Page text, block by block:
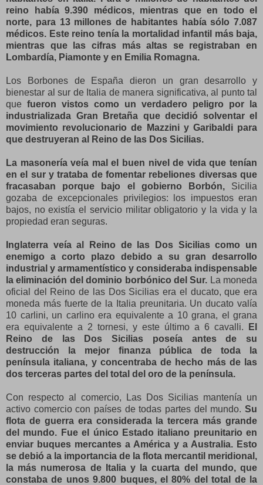
reino había 9.390 médicos, mientras que en todo el
norte, para 13 millones de habitantes había sólo 7.087
médicos. Este reino tenía la mortalidad infantil más baja,
mientras que las cifras más altas se registraban en
Lombardía, Piamonte y en Emilia Romagna.
Los Borbones de España dieron un gran desarrollo y
bienestar al sur de Italia de manera significativa, al punto tal
que fueron vistos como un verdadero peligro por la
industrializada Gran Bretaña que decidió solventar el
movimiento revolucionario de Mazzini y Garibaldi para
que destruyeran al Reino de las Dos Sicilias.
La masonería veía mal el buen nivel de vida que tenían
en el sur y trataba de fomentar rebeliones diversas que
fracasaban porque bajo el gobierno Borbón, Sicilia
gozaba de excepcionales privilegios: los impuestos eran
bajos, no existía el servicio militar obligatorio y la vida y la
propiedad eran seguras.
Inglaterra veía al Reino de las Dos Sicilias como un
enemigo a corto plazo debido a su gran desarrollo
industrial y armamentístico y consideraba indispensable
la eliminación del dominio borbónico del Sur. La moneda
oficial del Reino de las Dos Sicilias era el ducato, que era
moneda más fuerte de la Italia preunitaria. Un ducato valía
10 carlini, un carlino era equivalente a 10 grana, el grana
era equivalente a 2 tornesi, y este último a 6 cavalli.
El
Reino de las Dos Sicilias poseía antes de su
destrucción la mejor finanza pública de toda la
península italiana, y concentraba de hecho más de las
dos terceras partes del total del oro de la península.
Con respecto al comercio, Las Dos Sicilias mantenía un
activo comercio con países de todas partes del mundo. Su
flota de guerra era considerada la tercera más grande
del mundo. Fue el único Estado italiano preunitario en
enviar buques mercantes a América y a Australia. Esto
se debió a la importancia de la flota mercantil meridional,
la más numerosa de Italia y la cuarta del mundo, que
constaba de unos 9.800 buques, el 80% del total de la